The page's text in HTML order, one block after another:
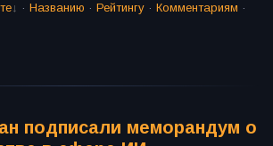
· Названию · Рейтингу · Комментариям ·
подписали меморандум о